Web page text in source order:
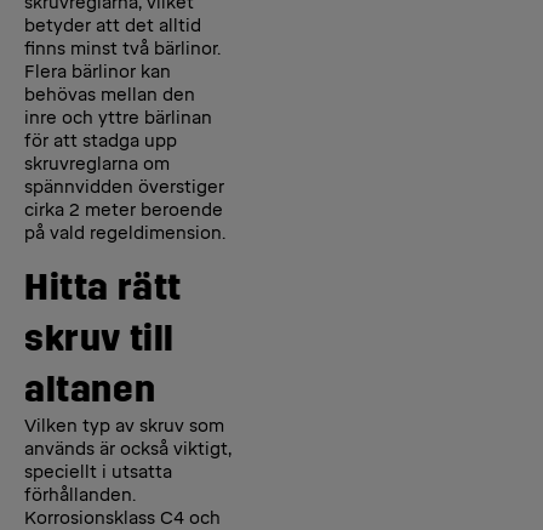
betyder att det alltid
finns minst två bärlinor.
Flera bärlinor kan
behövas mellan den
inre och yttre bärlinan
för att stadga upp
skruvreglarna om
spännvidden överstiger
cirka 2 meter beroende
på vald regeldimension.
Hitta rätt
skruv till
altanen
Vilken typ av skruv som
används är också viktigt,
speciellt i utsatta
förhållanden.
Korrosionsklass C4 och